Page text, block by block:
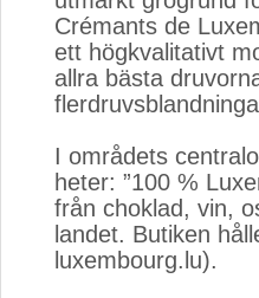
Crémants de
ett högkvalitativt
allra bästa
I områdets
heter: ”100 %
från choklad, vin,
landet. Butiken
luxembourg.lu).